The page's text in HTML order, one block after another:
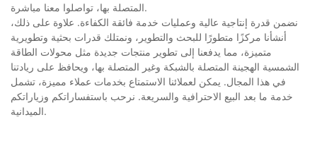
المتصلة بها، تواصلوا معنا مباشرة.
نضمن قدرة إنتاجية عالية وعمليات خدمة فائقة الكفاءة. علاوة على ذلك،
أنشأنا مركزًا متطورًا للبحث والتطوير، ونمتلك قدرات بحثية وتطويرية
متميزة، مما يدفعنا إلى تطوير منتجات جديدة مثل محولات الطاقة
الشمسية الهجينة المتصلة بالشبكة وغير المتصلة بها، ويحافظ على ريادتنا
في هذا المجال. يمكن لعملائنا الاستمتاع بخدمات عملاء مميزة، تشمل
خدمة ما بعد البيع الاحترافية والسريعة. نرحب باستفساراتكم وزياراتكم
الميدانية.